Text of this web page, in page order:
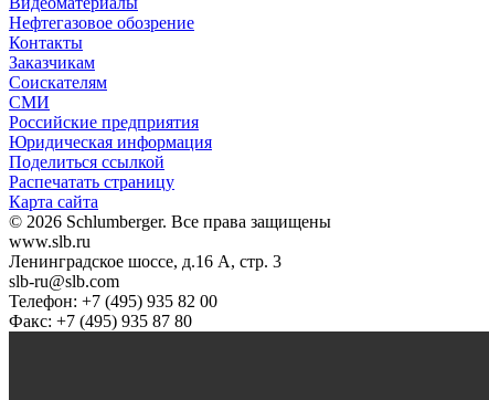
Нефтегазовое обозрение
Контакты
Заказчикам
Соискателям
СМИ
Российские предприятия
Юридическая информация
Поделиться ссылкой
Распечатать страницу
Карта сайта
© 2026 Schlumberger. Все права защищены
www.slb.ru
Ленинградское шоссе, д.16 А, стр. 3
slb-ru@slb.com
Телефон: +7 (495) 935 82 00
Факс: +7 (495) 935 87 80